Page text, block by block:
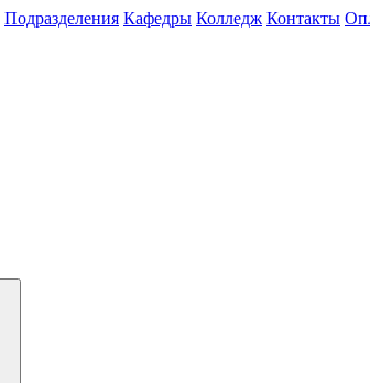
Подразделения Кафедры Колледж Контакты